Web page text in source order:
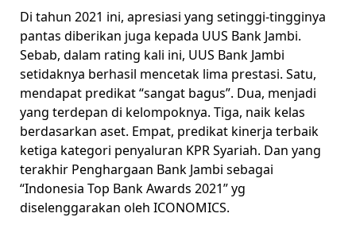
Di tahun 2021 ini, apresiasi yang setinggi-tingginya
pantas diberikan juga kepada UUS Bank Jambi.
Sebab, dalam rating kali ini, UUS Bank Jambi
setidaknya berhasil mencetak lima prestasi. Satu,
mendapat predikat “sangat bagus”. Dua, menjadi
yang terdepan di kelompoknya. Tiga, naik kelas
berdasarkan aset. Empat, predikat kinerja terbaik
ketiga kategori penyaluran KPR Syariah. Dan yang
terakhir Penghargaan Bank Jambi sebagai
“Indonesia Top Bank Awards 2021” yg
diselenggarakan oleh ICONOMICS.